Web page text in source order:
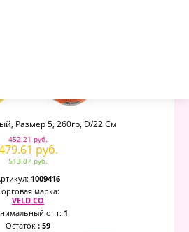
Размер 5, 260гр, D/22 См
452.21 руб.
руб.
513.87 руб.
1009416
марка:
VELD CO
опт: 1
Остаток : 59